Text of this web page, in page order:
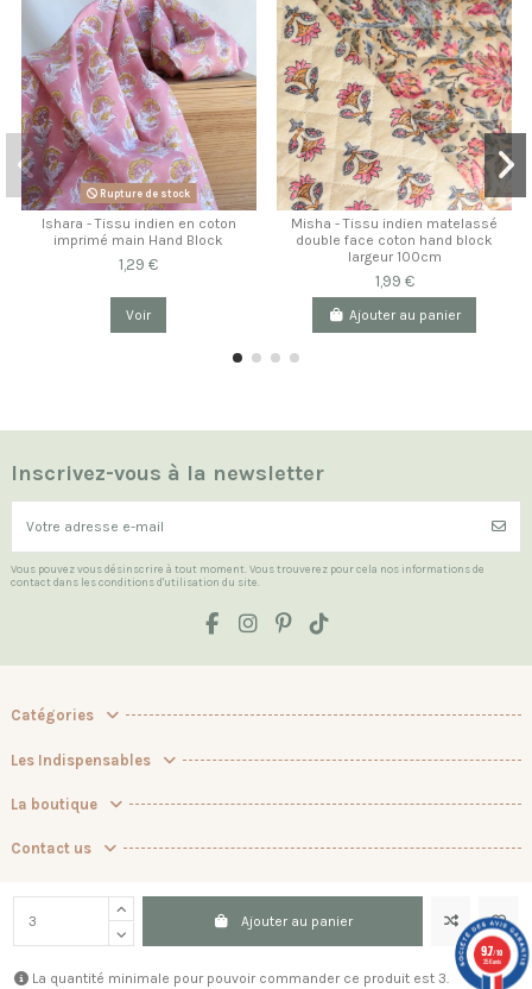
Ajouter au panier
La quantité minimale pour pouvoir commander ce produit est 3.
Rupture de stock
Ishara - Tissu indien en coton
imprimé main Hand Block
1,29 €
Voir
Misha - Tissu indien matelassé
double face coton hand block
largeur 100cm
1,99 €
Ajouter au panier
Inscrivez-vous à la newsletter
Vous pouvez vous désinscrire à tout moment. Vous trouverez pour cela nos informations de
contact dans les conditions d'utilisation du site.
Catégories
Les Indispensables
La boutique
Contact us
Marchand approuvé par la Société des Avis Garantis,cliquez ici pour
© 2026 Batikou. Tous droits réservés.Plan du site
9.7/10
256 avis